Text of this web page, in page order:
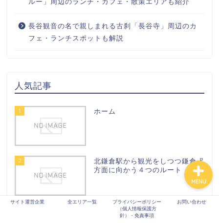
ルー」周辺のランチ・カフェ・散策エリアも紹介
長谷観音の名で親しまれる古刹「長谷寺」周辺のカ
フェ・ランチスポットも解説
人気記事
1 ホーム
2
北鎌倉駅から観光をしつつ鎌倉駅
方面に向かう４つのルート
【鎌倉観光】修学旅行生におすす
めのコース
サイト運営企業 全エリア一覧
プライバシーポリシー
（個人情報保護方
針）・免責事項
お問い合わせ
MENU